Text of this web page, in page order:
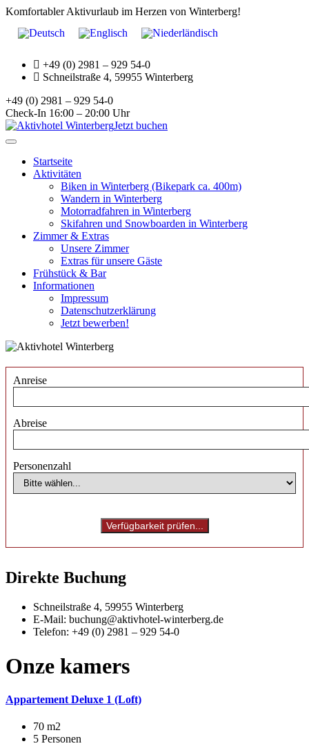
Komfortabler Aktivurlaub im Herzen von Winterberg!
+49 (0) 2981 – 929 54-0
Schneilstraße 4, 59955 Winterberg
+49 (0) 2981 – 929 54-0
Check-In 16:00 – 20:00 Uhr
Toggle
navigationStartseite
Aktivitäten
Biken in Winterberg (Bikepark ca. 400m)
Wandern in Winterberg
Motorradfahren in Winterberg
Skifahren und Snowboarden in Winterberg
Zimmer & Extras
Unsere Zimmer
Extras für unsere Gäste
Frühstück & Bar
Informationen
Impressum
Datenschutzerklärung
Jetzt bewerben!
Jetzt buchen
Anreise
Abreise
Personenzahl
Direkte Buchung
Schneilstraße 4, 59955 Winterberg
E-Mail: buchung@aktivhotel-winterberg.de
Telefon: +49 (0) 2981 – 929 54-0
Onze kamers
Appartement Deluxe 1 (Loft)
70 m2
5 Personen